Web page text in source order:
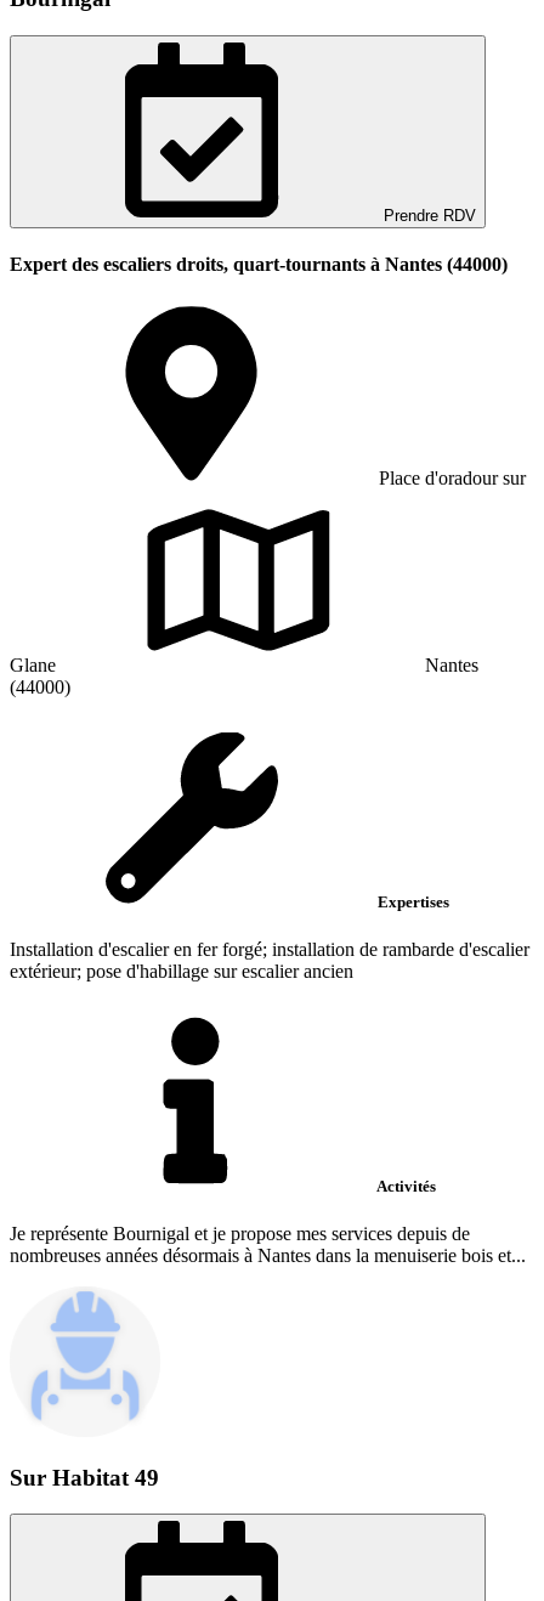
Prendre RDV
Expert des escaliers droits, quart-tournants à Nantes (44000)
Place d'oradour sur
Glane
Nantes
(44000)
Expertises
Installation d'escalier en fer forgé; installation de rambarde d'escalier
extérieur; pose d'habillage sur escalier ancien
Activités
Je représente Bournigal et je propose mes services depuis de
nombreuses années désormais à Nantes dans la menuiserie bois et...
Sur Habitat 49